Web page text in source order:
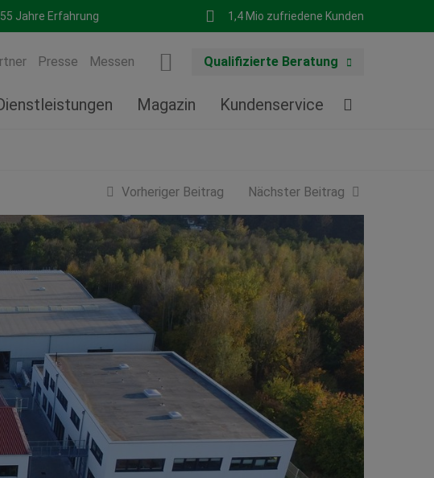
Jahre Erfahrung 1,4 Mio zufriedene Kunden
Presse Messen Qualifizierte Beratung
Magazin Kundenservice
Vorheriger Beitrag Nächster Beitrag